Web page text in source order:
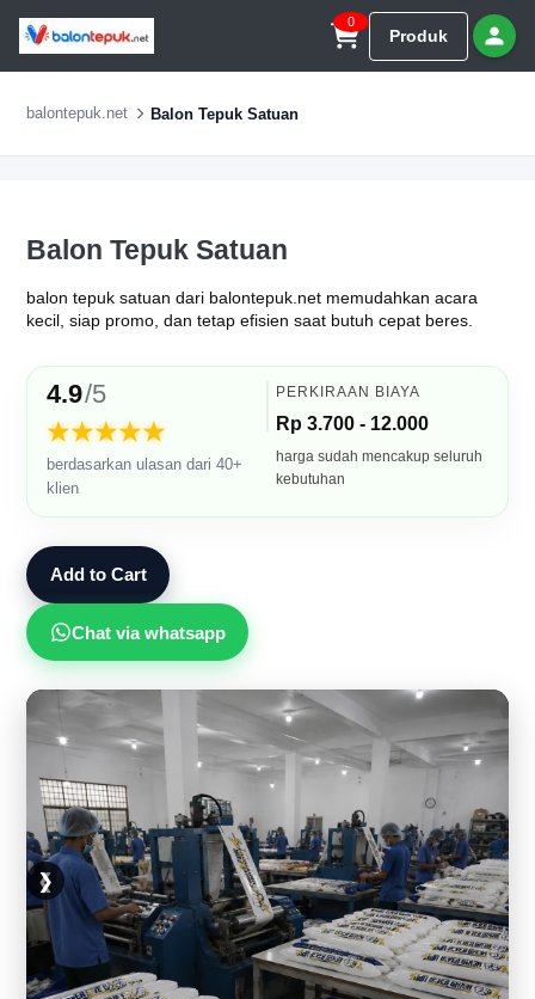
0
Produk
balontepuk.net Balon Tepuk Satuan
Balon Tepuk Satuan
balon tepuk satuan dari balontepuk.net memudahkan acara
kecil, siap promo, dan tetap efisien saat butuh cepat beres.
4.9/5
★★★★★
berdasarkan ulasan dari 40+
klien
PERKIRAAN BIAYA
Rp 3.700 - 12.000
harga sudah mencakup seluruh
kebutuhan
Add to Cart
Chat via whatsapp
❮
❯